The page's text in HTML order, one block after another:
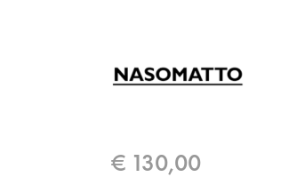
€ 130,00